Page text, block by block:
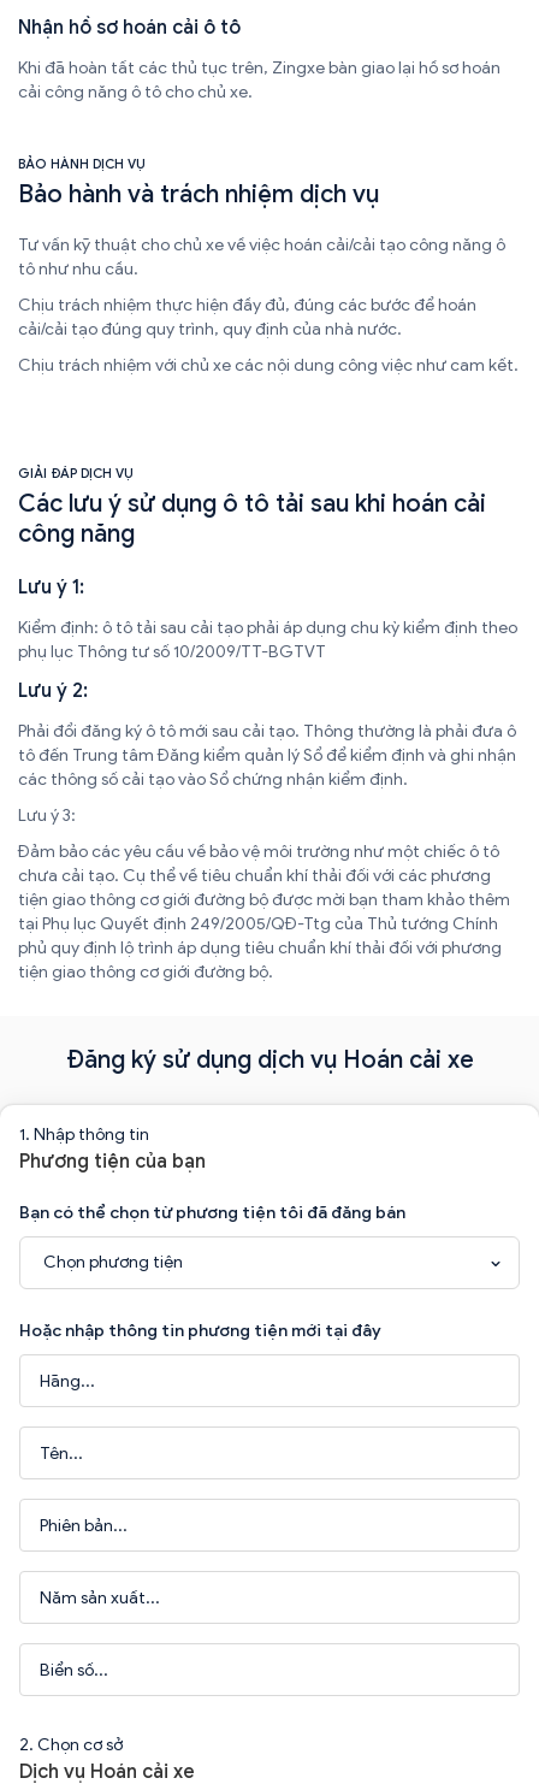
Nhận hồ sơ hoán cải ô tô
Khi đã hoàn tất các thủ tục trên, Zingxe bàn giao lại hồ sơ hoán
cải công năng ô tô cho chủ xe.
BẢO HÀNH DỊCH VỤ
Bảo hành và trách nhiệm dịch vụ
Tư vấn kỹ thuật cho chủ xe về việc hoán cải/cải tạo công năng ô
tô như nhu cầu.
Chịu trách nhiệm thực hiện đầy đủ, đúng các bước để hoán
cải/cải tạo đúng quy trình, quy định của nhà nước.
Chịu trách nhiệm với chủ xe các nội dung công việc như cam kết.
GIẢI ĐÁP DỊCH VỤ
Các lưu ý sử dụng ô tô tải sau khi hoán cải
công năng
Lưu ý 1:
Kiểm định: ô tô tải sau cải tạo phải áp dụng chu kỳ kiểm định theo
phụ lục Thông tư số 10/2009/TT-BGTVT
Lưu ý 2:
Phải đổi đăng ký ô tô mới sau cải tạo. Thông thường là phải đưa ô
tô đến Trung tâm Đăng kiểm quản lý Sổ để kiểm định và ghi nhận
các thông số cải tạo vào Sổ chứng nhận kiểm định.
Lưu ý 3:
Đảm bảo các yêu cầu về bảo vệ môi trường như một chiếc ô tô
chưa cải tạo. Cụ thể về tiêu chuẩn khí thải đối với các phương
tiện giao thông cơ giới đường bộ được mời bạn tham khảo thêm
tại Phụ lục Quyết định 249/2005/QĐ-Ttg của Thủ tướng Chính
phủ quy định lộ trình áp dụng tiêu chuẩn khí thải đối với phương
tiện giao thông cơ giới đường bộ.
Đăng ký sử dụng dịch vụ Hoán cải xe
1. Nhập thông tin
Phương tiện của bạn
Bạn có thể chọn từ phương tiện tôi đã đăng bán
Chọn phương tiện
Hoặc nhập thông tin phương tiện mới tại đây
2. Chọn cơ sở
Dịch vụ Hoán cải xe